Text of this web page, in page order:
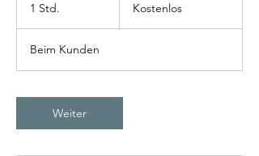
1 Std.
d
Kostenlos
Beim Kunden
Weiter